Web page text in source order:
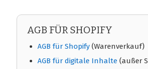
AGB FÜR SHOPIFY
AGB für Shopify(Warenverkauf)
AGB für digitale Inhalte(außer